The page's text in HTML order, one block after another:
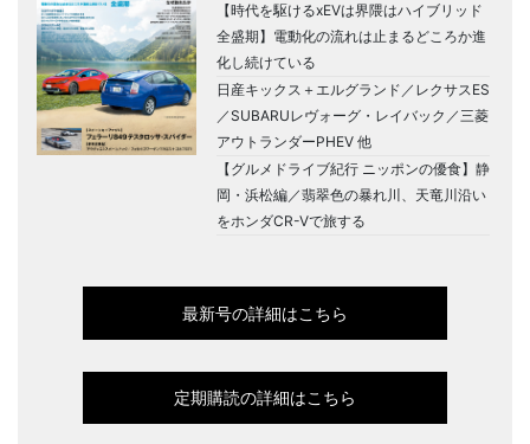
【時代を駆けるxEVは界隈はハイブリッド
全盛期】電動化の流れは止まるどころか進
化し続けている
日産キックス＋エルグランド／レクサスES
／SUBARUレヴォーグ・レイバック／三菱
アウトランダーPHEV 他
【グルメドライブ紀行 ニッポンの優食】静
岡・浜松編／翡翠色の暴れ川、天竜川沿い
をホンダCR-Vで旅する
最新号の詳細はこちら
定期購読の詳細はこちら